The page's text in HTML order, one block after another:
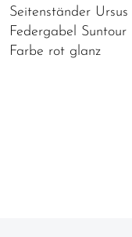
Seitenständer Ursus
Federgabel Suntour
Farbe rot glanz